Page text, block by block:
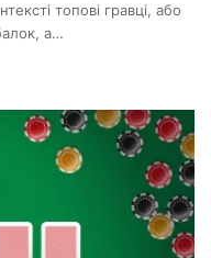
топові гравці, або
а…